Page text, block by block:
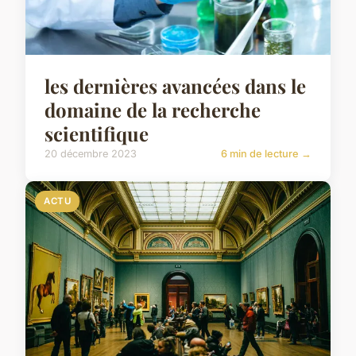
les dernières avancées dans le
domaine de la recherche
scientifique
20 décembre 2023 6 min de lecture →
ACTU